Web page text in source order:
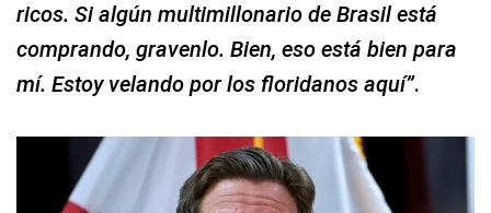
ricos. Si algún multimillonario de Brasil está
comprando, gravenlo. Bien, eso está bien para
mí. Estoy velando por los floridanos aquí”.